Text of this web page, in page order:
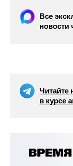
Все
новости
Читайте
в курсе